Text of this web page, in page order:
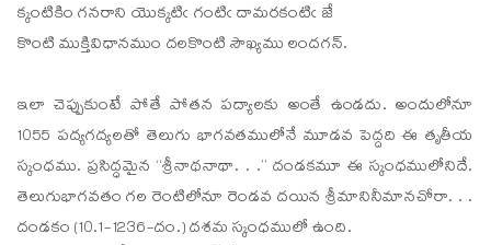
క్కంటికిం గనరాని యొక్కటిఁ గంటిఁ దామరకంటిఁ జే
కొంటి ముక్తివిధానముం దలకొంటి సౌఖ్యము లందగన్.
ఇలా చెప్పుకుంటే పోతే పోతన పద్యాలకు అంతే ఉండదు. అందులోనూ
1055 పద్యగద్యలతో తెలుగు భాగవతములోనే మూడవ పెద్దది ఈ తృతీయ
స్కంధము. ప్రసిద్ధమైన “శ్రీనాథనాథా. . .” దండకమూ ఈ స్కంధములోనిదే.
తెలుగుభాగవతం గల రెంటిలోనూ రెండవ దయిన శ్రీమానినీమానచోరా. . .
దండకం (10.1-1236-దం.) దశమ స్కంధములో ఉంది.